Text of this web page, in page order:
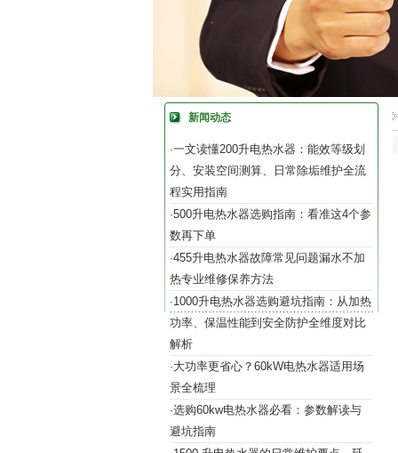
新闻动态
·一文读懂200升电热水器：能效等级划
分、安装空间测算、日常除垢维护全流
程实用指南
·500升电热水器选购指南：看准这4个参
数再下单
·455升电热水器故障常见问题漏水不加
热专业维修保养方法
·1000升电热水器选购避坑指南：从加热
功率、保温性能到安全防护全维度对比
解析
·大功率更省心？60kW电热水器适用场
景全梳理
·选购60kw电热水器必看：参数解读与
避坑指南